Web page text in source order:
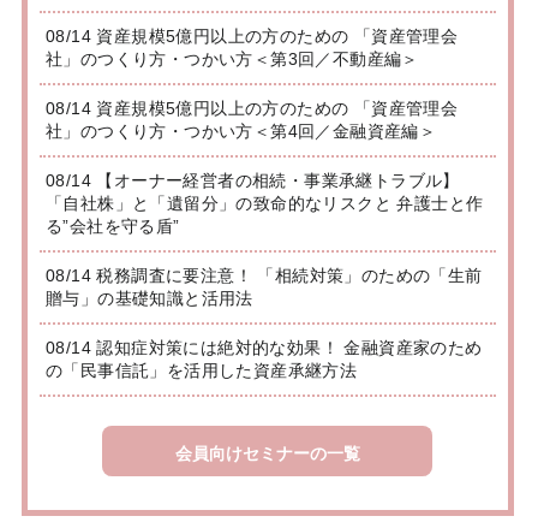
08/14 資産規模5億円以上の方のための 「資産管理会
社」のつくり方・つかい方＜第3回／不動産編＞
08/14 資産規模5億円以上の方のための 「資産管理会
社」のつくり方・つかい方＜第4回／金融資産編＞
08/14 【オーナー経営者の相続・事業承継トラブル】
「自社株」と「遺留分」の致命的なリスクと 弁護士と作
る”会社を守る盾”
08/14 税務調査に要注意！ 「相続対策」のための「生前
贈与」の基礎知識と活用法
08/14 認知症対策には絶対的な効果！ 金融資産家のため
の「民事信託」を活用した資産承継方法
会員向けセミナーの一覧